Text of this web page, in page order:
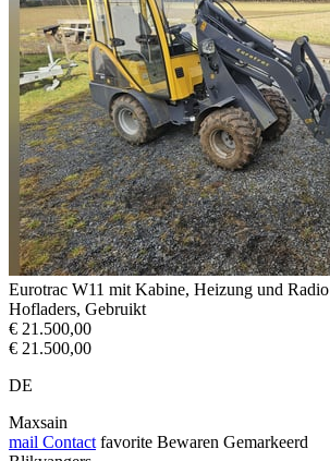
Eurotrac W11 mit Kabine, Heizung und Radio
Hofladers, Gebruikt
€ 21.500,00
€ 21.500,00
DE
Maxsain
mail Contact favorite Bewaren Gemarkeerd